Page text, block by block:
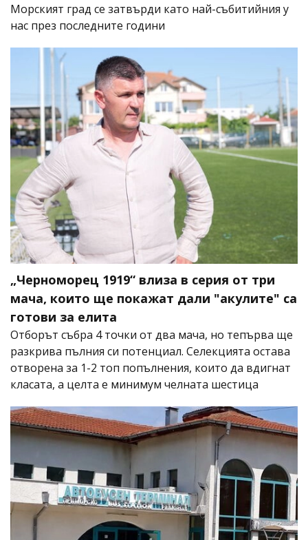
Морският град се затвърди като най-събитийния у
нас през последните години
„Черноморец 1919“ влиза в серия от три
мача, които ще покажат дали "акулите" са
готови за елита
Отборът събра 4 точки от два мача, но тепърва ще
разкрива пълния си потенциал. Селекцията остава
отворена за 1-2 топ попълнения, които да вдигнат
класата, а целта е минимум челната шестица